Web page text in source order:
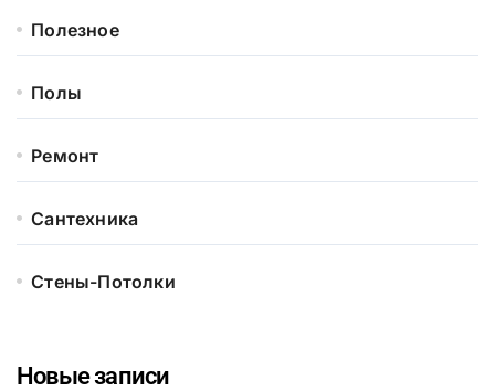
Полезное
Полы
Ремонт
Сантехника
Стены-Потолки
Новые записи